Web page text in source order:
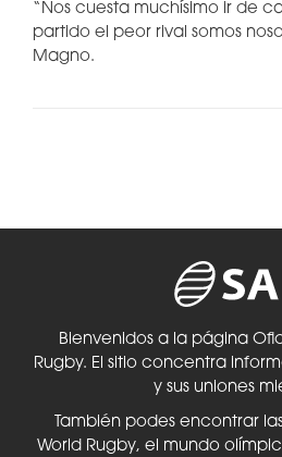
“Nos cuesta muchísimo ir de
partido el peor rival somos
Magno.
Bienvenidos a la página
Rugby. El sitio concentra
y sus uniones
También podes encontrar
World Rugby, el mundo